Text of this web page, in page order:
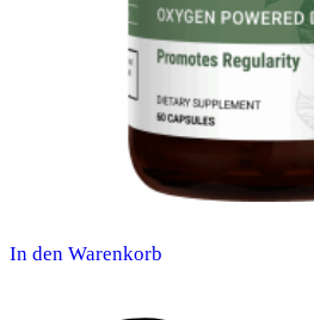
In den Warenkorb